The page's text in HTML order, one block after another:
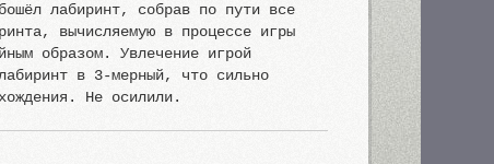
лабиринт, собрав по пути все
вычисляемую в процессе игры
образом. Увлечение игрой
в 3-мерный, что сильно
Не осилили.